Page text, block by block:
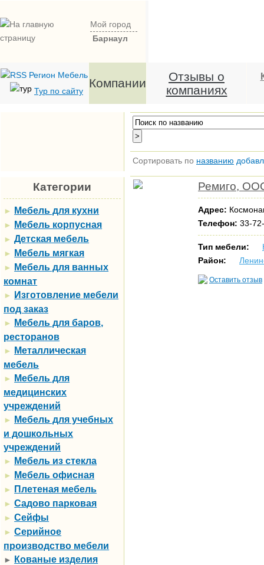
Мой город
Барнаул
Тур по сайту
Компании
Отзывы о
компаниях
Категории
► Мебель для кухни
► Мебель корпусная
► Детская мебель
► Мебель мягкая
► Мебель для ванных
комнат
►
Изготовление мебели
под заказ
►
Мебель для баров,
ресторанов
►
Металлическая
мебель
►
Мебель для
медицинских
учреждений
►
Мебель для учебных
и дошкольных
учреждений
►
Мебель из стекла
► Мебель офисная
► Плетеная мебель
► Садово парковая
► Сейфы
► Серийное
производство мебели
►
Кованые изделия
Сортировать по названию
Ремиго,
Адрес:
Телефон: 33-
Тип мебели:
Район:
Оставить отзыв